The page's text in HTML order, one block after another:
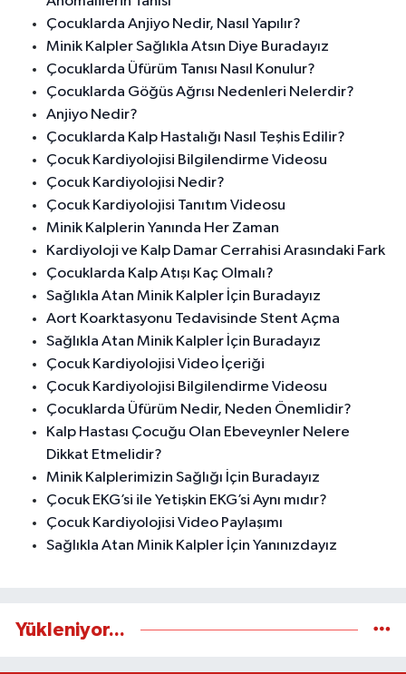
Çocuklarda Anjiyo Nedir, Nasıl Yapılır?
Minik Kalpler Sağlıkla Atsın Diye Buradayız
Çocuklarda Üfürüm Tanısı Nasıl Konulur?
Çocuklarda Göğüs Ağrısı Nedenleri Nelerdir?
Anjiyo Nedir?
Çocuklarda Kalp Hastalığı Nasıl Teşhis Edilir?
Çocuk Kardiyolojisi Bilgilendirme Videosu
Çocuk Kardiyolojisi Nedir?
Çocuk Kardiyolojisi Tanıtım Videosu
Minik Kalplerin Yanında Her Zaman
Kardiyoloji ve Kalp Damar Cerrahisi Arasındaki Fark
Çocuklarda Kalp Atışı Kaç Olmalı?
Sağlıkla Atan Minik Kalpler İçin Buradayız
Aort Koarktasyonu Tedavisinde Stent Açma
Sağlıkla Atan Minik Kalpler İçin Buradayız
Çocuk Kardiyolojisi Video İçeriği
Çocuk Kardiyolojisi Bilgilendirme Videosu
Çocuklarda Üfürüm Nedir, Neden Önemlidir?
Kalp Hastası Çocuğu Olan Ebeveynler Nelere
Dikkat Etmelidir?
Minik Kalplerimizin Sağlığı İçin Buradayız
Çocuk EKG’si ile Yetişkin EKG’si Aynı mıdır?
Çocuk Kardiyolojisi Video Paylaşımı
Sağlıkla Atan Minik Kalpler İçin Yanınızdayız
Yükleniyor...